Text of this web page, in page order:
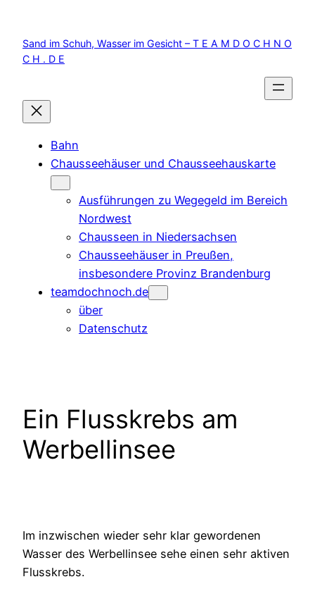
springen
Sand im Schuh, Wasser im Gesicht – T E A M D O C H N O
C H . D E
Bahn
Chausseehäuser und Chausseehauskarte
Ausführungen zu Wegegeld im Bereich
Nordwest
Chausseen in Niedersachsen
Chausseehäuser in Preußen,
insbesondere Provinz Brandenburg
teamdochnoch.de
über
Datenschutz
Ein Flusskrebs am
Werbellinsee
Im inzwischen wieder sehr klar gewordenen
Wasser des Werbellinsee sehe einen sehr aktiven
Flusskrebs.